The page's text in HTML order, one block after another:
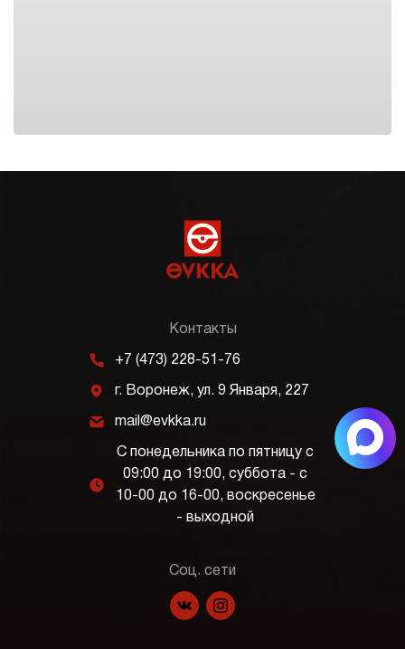
Контакты
m +7 (473) 228-51-76
j г. Воронеж, ул. 9 Января, 227
k mail@evkka.ru
l
С понедельника по пятницу с
09:00 до 19:00, суббота - с
10-00 до 16-00, воскресенье
- выходной
Соц. сети
f p